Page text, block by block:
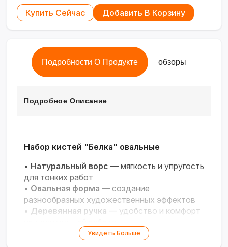
Купить Сейчас Добавить В Корзину
Подробности О Продукте обзоры
Подробное Описание
Набор кистей "Белка" овальные
• Натуральный ворс — мягкость и упругость
для тонких работ
• Овальная форма — создание
разнообразных художественных эффектов
• Деревянная ручка — удобство и комфорт
Для акварели и гуаши— идеальное
Увидеть Больше